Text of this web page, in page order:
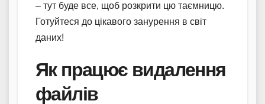
– тут буде все, щоб розкрити цю таємницю.
Готуйтеся до цікавого занурення в світ
даних!
Як працює видалення
файлів